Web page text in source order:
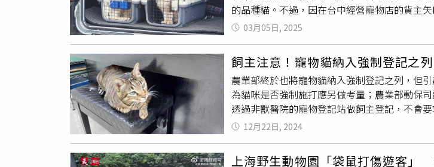
板7月1日開始，軍人搭乘中華航空、長榮航空
班，本人出示軍人身分證，即可享優先登機的
布對台新政策，自今年7月1日到2027年12月
客家幣」開放登記客家委員會宣布要發送面額
化與講客語，7月1日到5日採分流登記，並在7
騎乘券教育部體育署每年常態性發放16歲至22
運動產業。為擴大抵用範圍，自7月15日起開
我的青春動滋券」，選擇兌換YouBike動滋騎
券，系統將自動歸戶至YouBike會員帳號。●
月1日起擴大地震險「臨時住宿費」給付範圍
也可申請。財產保險業將支付每一保險標的物
的品種貓。不過，因在台中經營寵物店的貨主
申報及施打疫苗下，按照違反動物傳染病防治
求貨主為貓隻結紮，也讓這些貓逃過銷毀一
隻，都是高價寵物貓種。尖山安檢所安檢人員
出港安檢時，發現有36隻家貓分裝在10紙箱內
攔截下來，並通報澎湖家畜疾病防治所、農業
主雖提不出繁殖或來源記錄，但堅稱這36隻貓
走私，但查無實據下，仍是交給貨主領回。澎
成後，將會交由晶片登記飼主領回，未來還
籲，不要購買來路不明或不合法寵物來飼養，
03月05日, 2025
飼主注意！寵物貓納入強制登記之
農業部終於也將寵物貓納入強制登記之列，但
為貓咪是否強制施打應另做考量；農業部動保
透過非獸醫院的寵物登記站做飼主登記，不會
獾咬傷犬隻感染狂犬病，「該案例後至今無寵
不過近5年全國寵物貓、犬未接種狂犬病疫苗
12月22日, 2024
上海野生動物園「袋鼠打傷遊客」